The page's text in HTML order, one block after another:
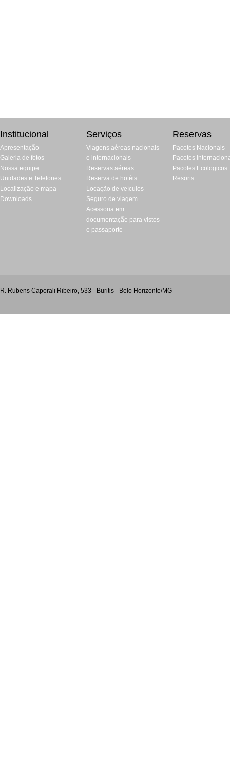
Institucional
Apresentação
Galeria de fotos
Nossa equipe
Unidades e Telefones
Localização e mapa
Downloads
Serviços
Viagens aéreas nacionais
e internacionais
Reservas aéreas
Reserva de hotéis
Locação de veículos
Seguro de viagem
Acessoria em
documentação para vistos
e passaporte
Reservas
Pacotes Nacionais
Pacotes
Pacotes Ecologicos
Resorts
R. Rubens Caporali Ribeiro, 533 - Buritis - Belo Horizonte/MG